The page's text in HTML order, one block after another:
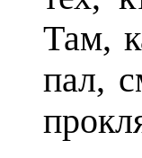
Там,
пал,